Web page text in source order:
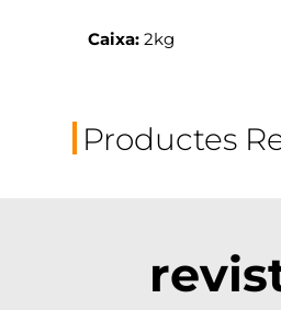
Caixa: 2kg
Productes